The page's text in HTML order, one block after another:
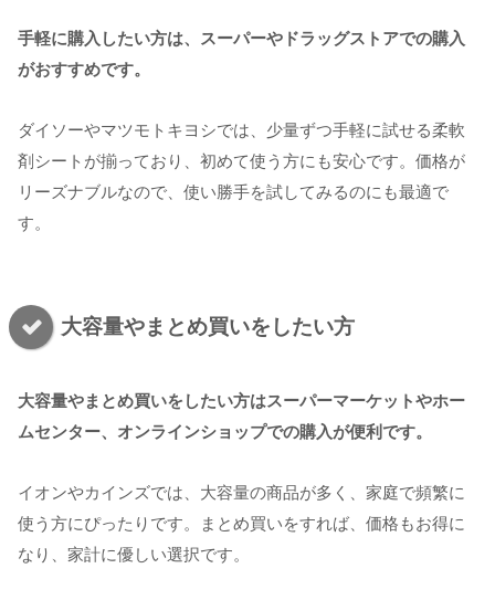
手軽に購入したい方は、スーパーやドラッグストアでの購入
がおすすめです。
ダイソーやマツモトキヨシでは、少量ずつ手軽に試せる柔軟
剤シートが揃っており、初めて使う方にも安心です。価格が
リーズナブルなので、使い勝手を試してみるのにも最適で
す。
大容量やまとめ買いをしたい方
大容量やまとめ買いをしたい方はスーパーマーケットやホー
ムセンター、オンラインショップでの購入が便利です。
イオンやカインズでは、大容量の商品が多く、家庭で頻繁に
使う方にぴったりです。まとめ買いをすれば、価格もお得に
なり、家計に優しい選択です。